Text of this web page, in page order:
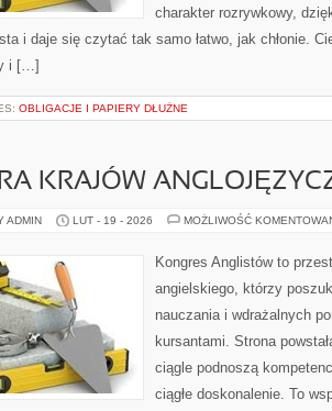
charakter rozrywkowy,
i daje się czytać tak samo łatwo, jak chłonie.
i […]
OBLIGACJE I PAPIERY DŁUŻNE
KRAJÓW
ADMIN LUT - 19 - 2026 MOŻLIWOŚĆ
Kongres Anglistów to
angielskiego, którzy
nauczania i wdrażalnych
kursantami. Strona
ciągle podnoszą
ciągłe doskonalenie. To